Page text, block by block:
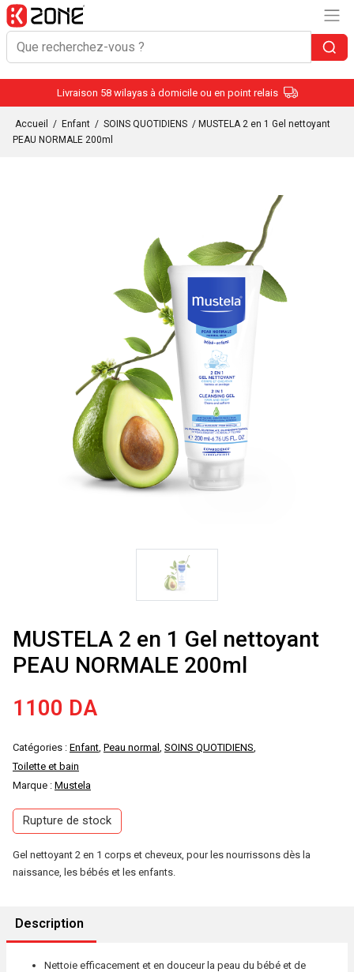
Livraison 58 wilayas à domicile ou en point relais
Accueil / Enfant / SOINS QUOTIDIENS / MUSTELA 2 en 1 Gel nettoyant
PEAU NORMALE 200ml
MUSTELA 2 en 1 Gel nettoyant
PEAU NORMALE 200ml
1100 DA
Catégories : Enfant, Peau normal , SOINS QUOTIDIENS,
Toilette et bain
Marque : Mustela
Rupture de stock
Gel nettoyant 2 en 1 corps et cheveux, pour les nourrissons dès la
naissance, les bébés et les enfants.
Description
Nettoie efficacement et en douceur la peau du bébé et de